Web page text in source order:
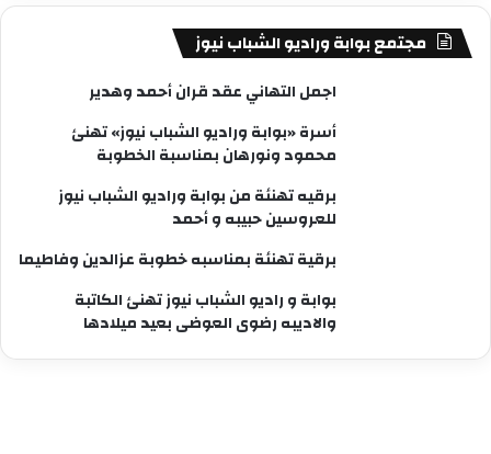
مجتمع بوابة وراديو الشباب نيوز
اجمل التهاني عقد قران أحمد وهدير
أسرة «بوابة وراديو الشباب نيوز» تهنئ
محمود ونورهان بمناسبة الخطوبة
برقيه تهنئة من بوابة وراديو الشباب نيوز
للعروسين حبيبه و أحمد
برقية تهنئة بمناسبه خطوبة عزالدين وفاطيما
بوابة و راديو الشباب نيوز تهنئ الكاتبة
والاديبه رضوى العوضى بعيد ميلادها